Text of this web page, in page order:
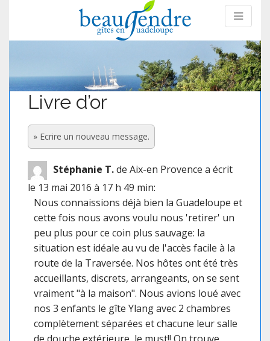
Livre d’or
Stéphanie T.de Aix-en Provence a écrit
le 13 mai 2016 à 17 h 49 min:
Nous connaissions déjà bien la Guadeloupe et
cette fois nous avons voulu nous 'retirer' un
peu plus pour ce coin plus sauvage: la
situation est idéale au vu de l'accès facile à la
route de la Traversée. Nos hôtes ont été très
accueillants, discrets, arrangeants, on se sent
vraiment "à la maison". Nous avions loué avec
nos 3 enfants le gîte Ylang avec 2 chambres
complètement séparées et chacune leur salle
de douche extérieure, le must!! On trouve